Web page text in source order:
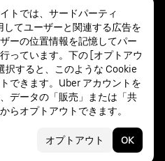
トでは、サードパーティ
してユーザーと関連する広告を
ーの位置情報を記憶してパー
っています。下の [オプトアウ
択すると、このような Cookie
できます。Uber アカウントを
データの「販売」または「共
からオプトアウトできます。
オプトアウト OK